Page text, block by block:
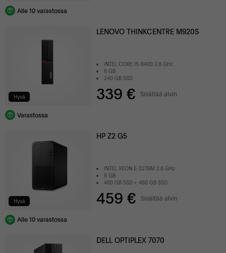
Alle 10 varastossa
Hyvä
LENOVO THINKCENTRE M920S
INTEL CORE I5-8400 2.8 GHz
8 GB
240 GB SSD
339 € Sisältää alvin
Varastossa
Hyvä
HP Z2 G5
INTEL XEON E-2276M 2.8 GHz
8 GB
480 GB SSD + 480 GB SSD
459 € Sisältää alvin
Alle 10 varastossa
DELL OPTIPLEX 7070